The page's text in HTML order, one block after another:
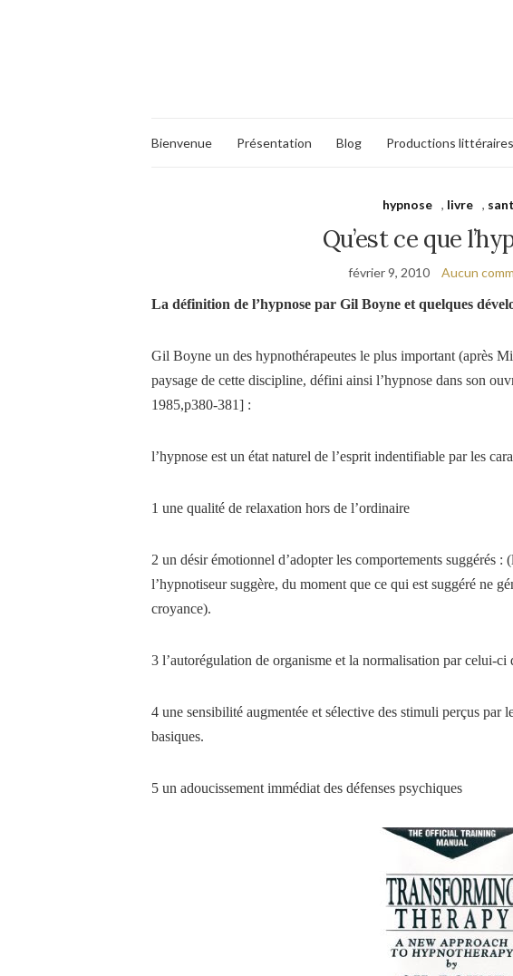
Bienvenue Présentation Blog Productions littéraires
hypnose , livre ,
Qu’est ce que
février 9, 2010 Aucun
La définition de l’hypnose par Gil Boyne et quelques
Gil Boyne un des hypnothérapeutes le plus important (après
paysage de cette discipline, défini ainsi l’hypnose dans son
1985,p380-381] :
l’hypnose est un état naturel de l’esprit indentifiable par les
1 une qualité de relaxation hors de l’ordinaire
2 un désir émotionnel d’adopter les comportements suggérés :
l’hypnotiseur suggère, du moment que ce qui est suggéré ne
croyance).
3 l’autorégulation de organisme et la normalisation par celui-ci
4 une sensibilité augmentée et sélective des stimuli perçus par
basiques.
5 un adoucissement immédiat des défenses psychiques